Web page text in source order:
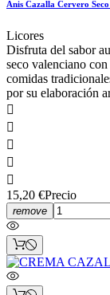
Anis Cazalla Cervero
Licores
Disfruta del sabor
seco valenciano
comidas
por su elaboración





15,20 €Precio
remove